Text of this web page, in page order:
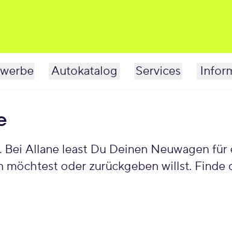
Autokatalog Services
Allane least Du Deinen Neuwagen
oder zurückgeben willst.